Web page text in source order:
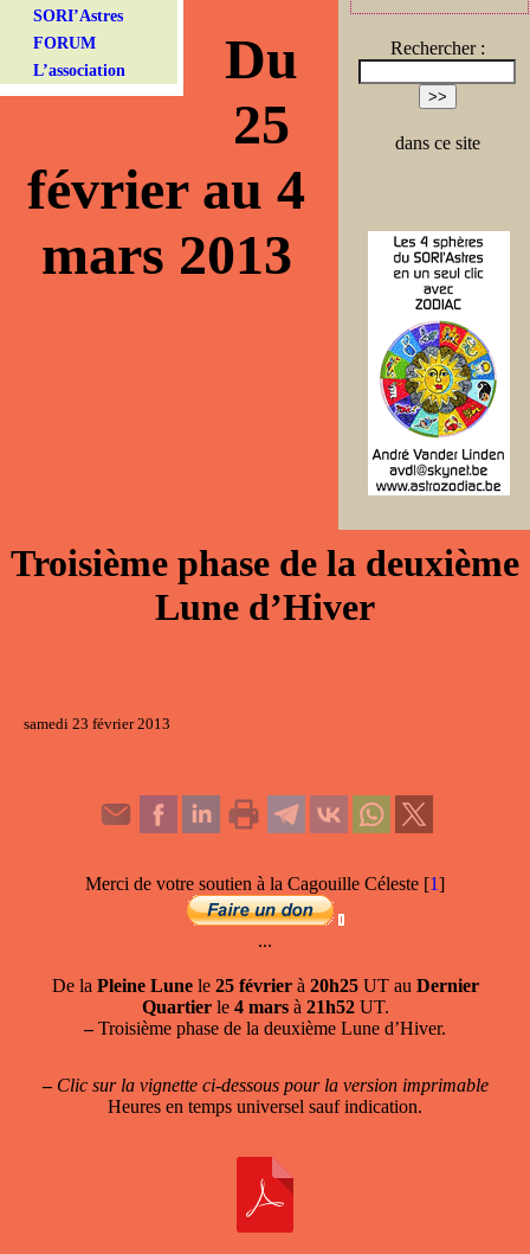
SORI’Astres
FORUM
L’association
Rechercher :
dans ce site
Du
25
février au 4
mars 2013
Troisième phase de la deuxième
Lune d’Hiver
samedi 23 février 2013
Merci de votre soutien à la Cagouille Céleste [1]
...
De la Pleine Lunele 25 févrierà 20h25UT au Dernier
Quartierle 4 marsà 21h52UT.
–Troisième phase de la deuxième Lune d’Hiver.
– Clic sur la vignette ci-dessous pour la version imprimable
Heures en temps universel sauf indication.